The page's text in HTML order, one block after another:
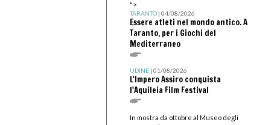
">
TARANTO| 04/08/2026
Essere atleti nel mondo antico. A
Taranto, per i Giochi del
Mediterraneo
UDINE| 01/08/2026
L'Impero Assiro conquista
l'Aquileia Film Festival
In mostra da ottobre al Museo degli